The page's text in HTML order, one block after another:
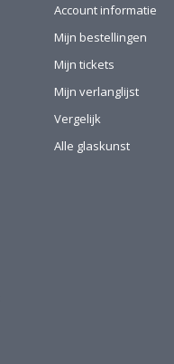
Account informatie
Mijn bestellingen
Mijn tickets
Mijn verlanglijst
Vergelijk
Alle glaskunst